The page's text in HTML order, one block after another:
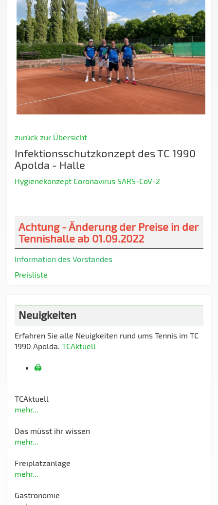
zurück zur Übersicht
Infektionsschutzkonzept des TC 1990
Apolda - Halle
Hygienekonzept Coronavirus SARS-CoV-2
Achtung - Änderung der Preise in der
Tennishalle ab 01.09.2022
Information des Vorstandes
Preisliste
Neuigkeiten
Erfahren Sie alle Neuigkeiten rund ums Tennis im TC
1990 Apolda. TCAktuell
🖨️
TCAktuell
mehr...
Das müsst ihr wissen
mehr...
Freiplatzanlage
mehr...
Gastronomie